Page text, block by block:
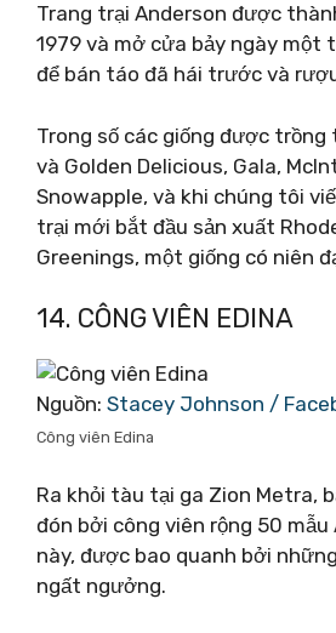
Trang trại Anderson được
1979 và mở cửa bảy ngày một
để bán táo đã hái trước và
Trong số các giống được trồng
và Golden Delicious, Gala,
Snowapple, và khi chúng tôi
trại mới bắt đầu sản xuất
Greenings, một giống có niên
14. CÔNG VIÊN EDINA
Nguồn: Stacey Johnson /
Công viên Edina
Ra khỏi tàu tại ga Zion Metra,
đón bởi công viên rộng 50 mẫu
này, được bao quanh bởi
ngất ngưởng.